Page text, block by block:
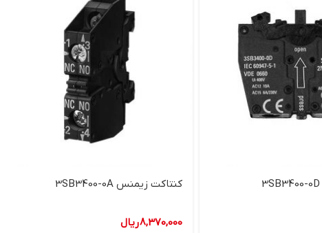
کنتاکت زیمنس 3SB3400-0A
8,370,000ریال